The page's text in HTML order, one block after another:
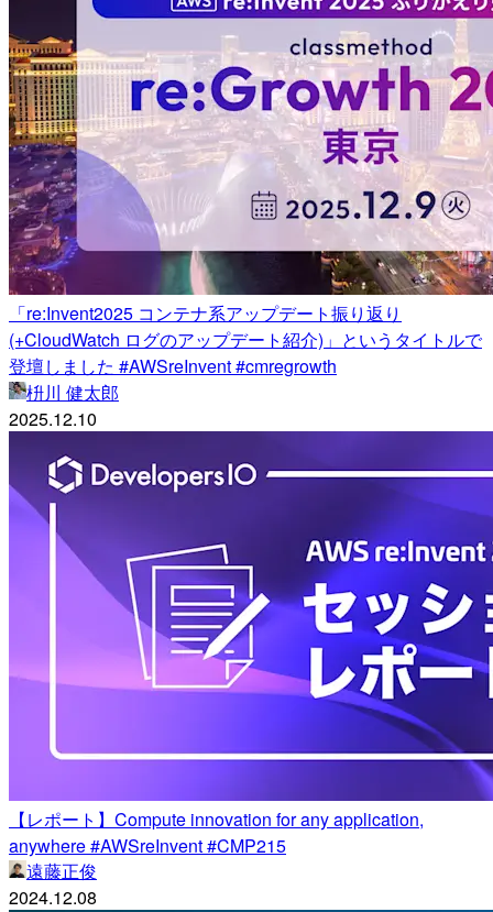
「re:Invent2025 コンテナ系アップデート振り返り
(+CloudWatch ログのアップデート紹介)」というタイトルで
登壇しました #AWSreInvent #cmregrowth
枡川 健太郎
2025.12.10
【レポート】Compute innovation for any application,
anywhere #AWSreInvent #CMP215
遠藤正俊
2024.12.08